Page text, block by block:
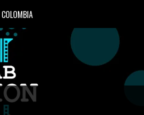
COLOMBIA